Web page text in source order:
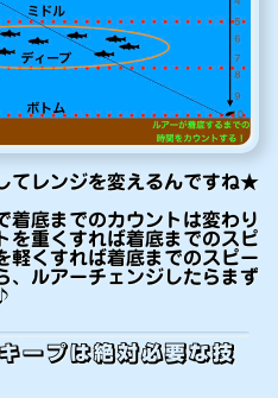
てレンジを変えるんですね★
着底までのカウントは変わり
を重くすれば着底までのスピ
軽くすれば着底までのスピー
、ルアーチェンジしたらまず
ープは絶対必要な技